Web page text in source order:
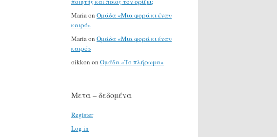
Mariaon Ομάδα «Μια φορά κι έναν
καιρό»
Mariaon Ομάδα «Μια φορά κι έναν
καιρό»
oikkon on Ομάδα «Το πλήρωμα»
Μετα – δεδομένα
Register
Log in